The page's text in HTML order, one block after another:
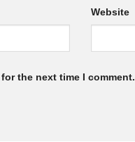
Website
the next time I comment.